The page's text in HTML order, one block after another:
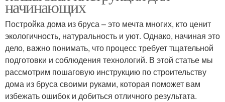
начинающих
Постройка дома из бруса – это мечта многих, кто ценит
экологичность, натуральность и уют. Однако, начиная это
дело, важно понимать, что процесс требует тщательной
подготовки и соблюдения технологий. В этой статье мы
рассмотрим пошаговую инструкцию по строительству
дома из бруса своими руками, которая поможет вам
избежать ошибок и добиться отличного результата.